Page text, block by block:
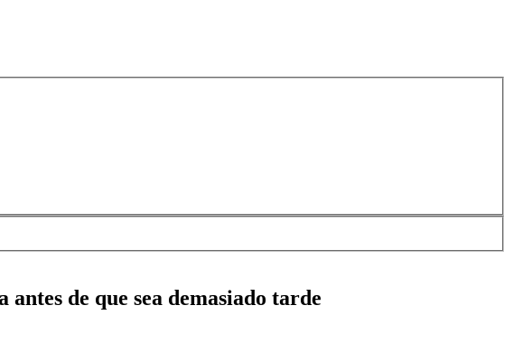
de que sea demasiado tarde